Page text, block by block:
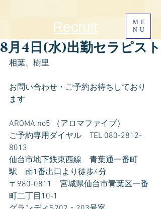
ME
NU
Recruit
8月4日(水)出勤セラピスト
相葉、樹里
お問い合わせ・ご予約お待ちしており
ます
AROMA no5 （アロマファイブ）
ご予約専用ダイヤル　TEL 080-2812-
8013
仙台市地下鉄東西線　青葉通一番町
駅　南1番出口より徒歩4分
〒980-0811　宮城県仙台市青葉区一番
町二丁目10-1